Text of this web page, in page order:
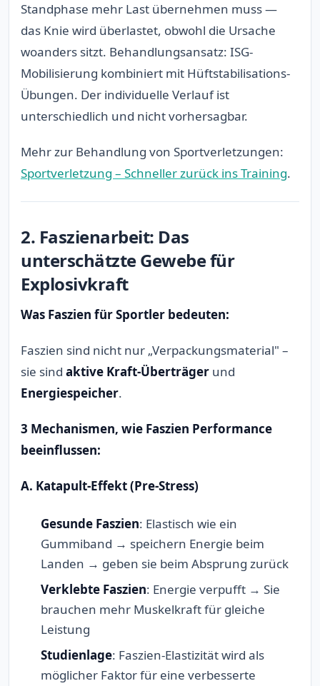
Standphase mehr Last übernehmen muss —
das Knie wird überlastet, obwohl die Ursache
woanders sitzt. Behandlungsansatz: ISG-
Mobilisierung kombiniert mit Hüftstabilisations-
Übungen. Der individuelle Verlauf ist
unterschiedlich und nicht vorhersagbar.
Mehr zur Behandlung von Sportverletzungen:
Sportverletzung – Schneller zurück ins Training.
2. Faszienarbeit: Das
unterschätzte Gewebe für
Explosivkraft
Was Faszien für Sportler bedeuten:
Faszien sind nicht nur „Verpackungsmaterial" –
sie sind aktive Kraft-Überträger und
Energiespeicher.
3 Mechanismen, wie Faszien Performance
beeinflussen:
A. Katapult-Effekt (Pre-Stress)
Gesunde Faszien: Elastisch wie ein
Gummiband → speichern Energie beim
Landen → geben sie beim Absprung zurück
Verklebte Faszien: Energie verpufft → Sie
brauchen mehr Muskelkraft für gleiche
Leistung
Studienlage: Faszien-Elastizität wird als
möglicher Faktor für eine verbesserte